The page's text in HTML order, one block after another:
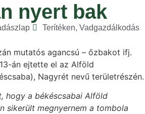
nyert bak
Terítéken, Vadgazdálkodás
mutatós agancsú – őzbakot ifj.
án ejtette el az Alföld
Nagyrét nevű területrészén.
hogy a békéscsabai Alföld
sikerült megnyernem a tombola